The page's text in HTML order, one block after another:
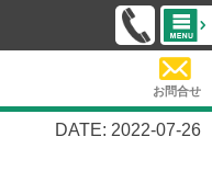
お問合せ
DATE: 2022-07-26